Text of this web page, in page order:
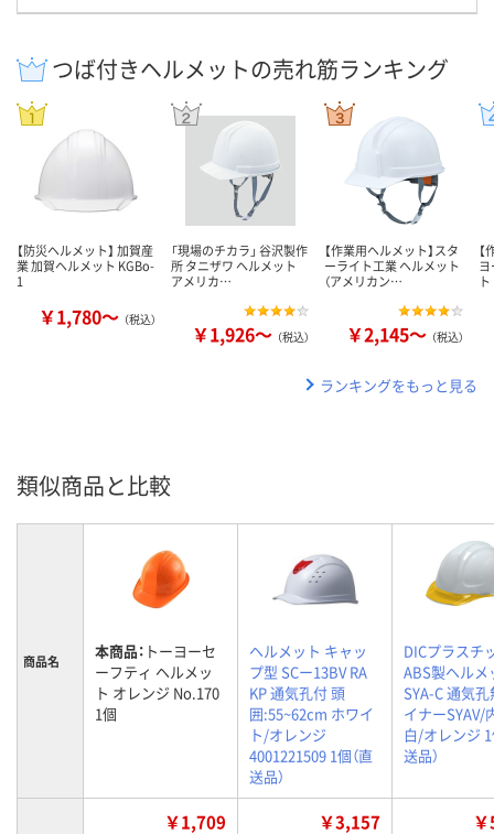
つば付きヘルメットの売れ筋ランキング
【防災ヘルメット】 加賀産
業 加賀ヘルメット KGBo-
1
￥1,780～ （税込）
「現場のチカラ」 谷沢製作
所 タニザワ ヘルメット
アメリカ…
￥1,926～ （税込）
【作業用ヘルメット】スタ
ーライト工業 ヘルメット
（アメリカン…
￥2,145～ （税込）
ランキングをもっと見る
類似商品と比較
商品名 本商品： トーヨーセ
ーフティ ヘルメッ
ト オレンジ No.170
1個
ヘルメット キャッ
プ型 SCー13BV RA
KP 通気孔付 頭
囲:55~62cm ホワイ
ト/オレンジ
4001221509 1個（直
送品）
DICプラスチ
ABS製ヘルメ
SYA-C 通気
イナーSYAV/
白/オレンジ 1
送品）
￥1,709 ￥3,157